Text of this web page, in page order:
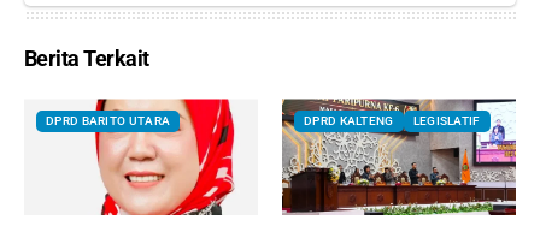
Berita Terkait
DPRD BARITO UTARA DPRD KALTENG LEGISLATIF